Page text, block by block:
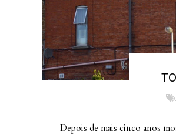
Depois de mais cinco anos